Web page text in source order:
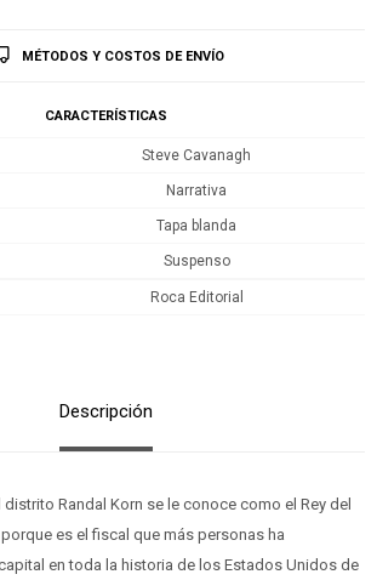
MÉTODOS Y COSTOS DE ENVÍO
CARACTERÍSTICAS
Steve Cavanagh
Narrativa
Tapa blanda
Suspenso
Roca Editorial
Descripción
Randal Korn se le conoce como el Rey del
es el fiscal que más personas ha
en toda la historia de los Estados Unidos de